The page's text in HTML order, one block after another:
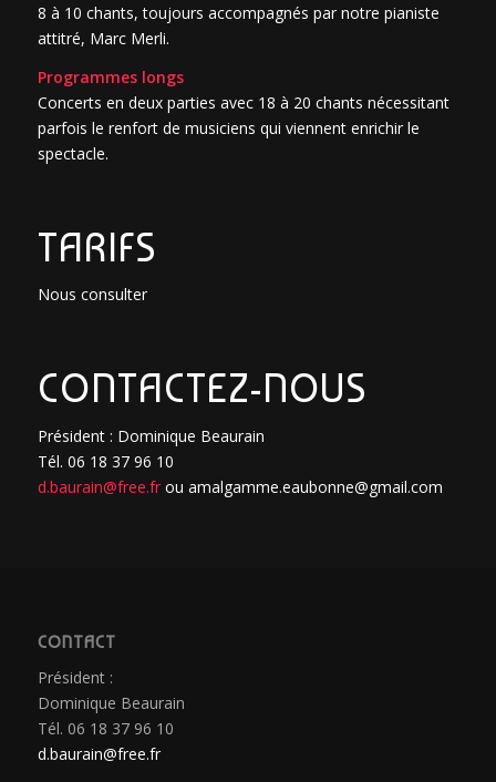
8 à 10 chants, toujours accompagnés par notre pianiste
attitré, Marc Merli.
Programmes longs
Concerts en deux parties avec 18 à 20 chants nécessitant
parfois le renfort de musiciens qui viennent enrichir le
spectacle.
TARIFS
Nous consulter
CONTACTEZ-NOUS
Président : Dominique Beaurain
Tél. 06 18 37 96 10
d.baurain@free.frou amalgamme.eaubonne@gmail.com
CONTACT
Président :
Dominique Beaurain
Tél. 06 18 37 96 10
d.baurain@free.fr